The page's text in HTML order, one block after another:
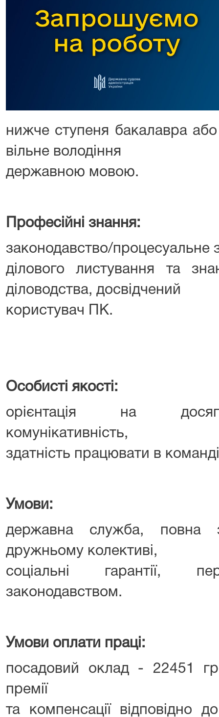
нижче ступеня бакалавра
вільне володіння
державною мовою.
Професійні знання:
законодавство/процесуальне
ділового листування та
діловодства, досвідчений
користувач ПК.
Особисті якості:
орієнтація на
комунікативність,
здатність працювати в
Умови:
державна служба, повна
дружньому колективі,
соціальні гарантії,
законодавством.
Умови оплати праці:
посадовий оклад - 22451
премії
та компенсації відповідно